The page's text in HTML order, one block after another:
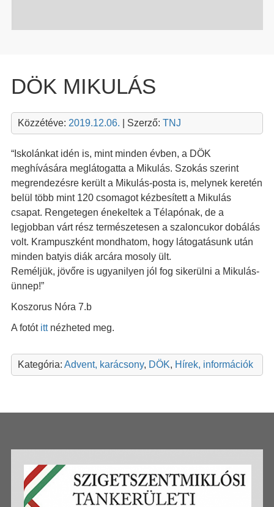
DÖK MIKULÁS
Közzétéve: 2019.12.06. | Szerző: TNJ
“Iskolánkat idén is, mint minden évben, a DÖK
meghívására meglátogatta a Mikulás. Szokás szerint
megrendezésre került a Mikulás-posta is, melynek keretén
belül több mint 120 csomagot kézbesített a Mikulás
csapat. Rengetegen énekeltek a Télapónak, de a
legjobban várt rész természetesen a szaloncukor dobálás
volt. Krampuszként mondhatom, hogy látogatásunk után
minden batyis diák arcára mosoly ült.
Reméljük, jövőre is ugyanilyen jól fog sikerülni a Mikulás-
ünnep!”
Koszorus Nóra 7.b
A fotót ittnézheted meg.
Kategória: Advent, karácsony, DÖK, Hírek, információk